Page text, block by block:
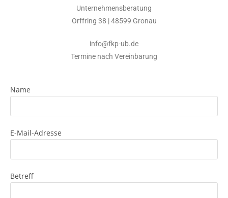
Unternehmensberatung
Orffring 38 | 48599 Gronau
info@fkp-ub.de
Termine nach Vereinbarung
Name
E-Mail-Adresse
Betreff